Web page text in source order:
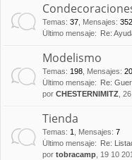
Temas: 37 Mensajes: 352
Último mensaje:
Re:
Modelismo
Temas: 198 Mensajes:
Último mensaje:
Re:
por CHESTERNIMITZ ,
Tienda
Temas: 1 Mensajes: 7
Último mensaje:
Re:
por tobracamp , 19 10